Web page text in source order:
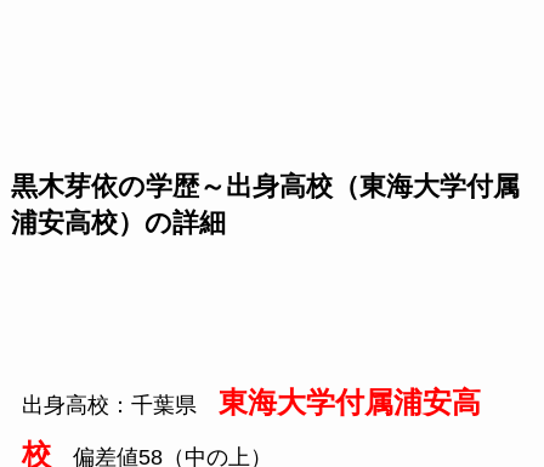
黒木芽依の学歴～出身高校（東海大学付属
浦安高校）の詳細
出身高校：千葉県 東海大学付属浦安高
校偏差値58（中の上）